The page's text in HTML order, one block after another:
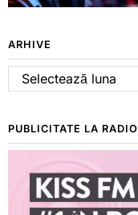
ARHIVE
Arhive
PUBLICITATE LA RADIO